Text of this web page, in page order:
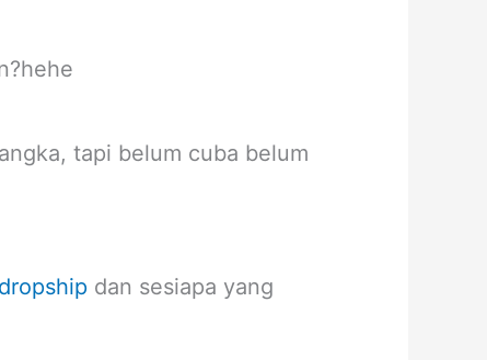
tapi belum cuba belum
dan sesiapa yang